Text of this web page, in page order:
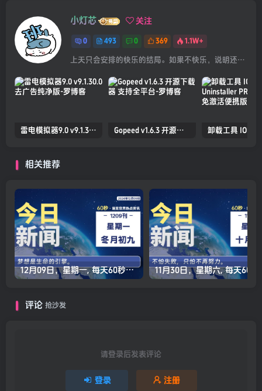
小灯芯 关注
0 493 0 369 1.1W+
上天只会安排的快乐的结局。如果不快乐，说明还不是最后结局
雷电模拟器9.0 v9.1.30.0 去广告纯净版 Gopeed v1.6.3 开源下载器 支持全平台
相关推荐
12月09日，星期一, 每天60秒读懂全世界！
评论 抢沙发
请登录后发表评论
登录 注册